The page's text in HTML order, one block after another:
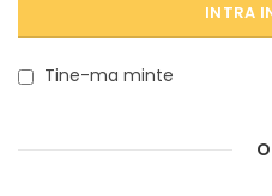
INTRA
Tine-ma minte